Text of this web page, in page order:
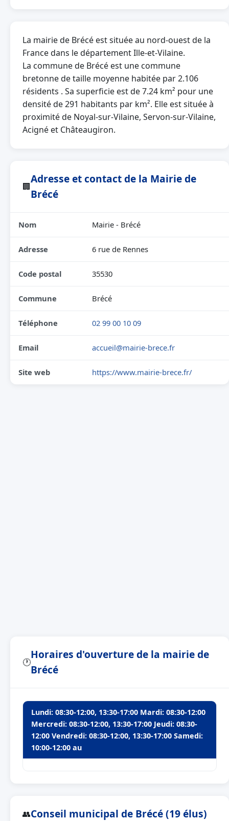
La mairie de Brécé est située au nord-ouest de la
France dans le département Ille-et-Vilaine.
La commune de Brécé est une commune
bretonne de taille moyenne habitée par 2.106
résidents . Sa superficie est de 7.24 km² pour une
densité de 291 habitants par km². Elle est située à
proximité de Noyal-sur-Vilaine, Servon-sur-Vilaine,
Acigné et Châteaugiron.
🏢
Adresse et contact de la Mairie de
Brécé
Nom Mairie - Brécé
Adresse 6 rue de Rennes
Code postal 35530
Commune Brécé
Téléphone 02 99 00 10 09
Email accueil@mairie-brece.fr
Site web https://www.mairie-brece.fr/
🕐
Horaires d'ouverture de la mairie de
Brécé
Lundi: 08:30-12:00, 13:30-17:00 Mardi: 08:30-12:00
Mercredi: 08:30-12:00, 13:30-17:00 Jeudi: 08:30-
12:00 Vendredi: 08:30-12:00, 13:30-17:00 Samedi:
10:00-12:00 au
👥Conseil municipal de Brécé (19 élus)